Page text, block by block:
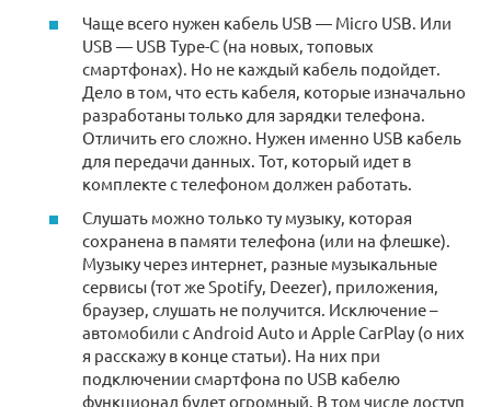
Чаще всего нужен кабель USB — Micro USB. Или
USB — USB Type-C (на новых, топовых
смартфонах). Но не каждый кабель подойдет.
Дело в том, что есть кабеля, которые изначально
разработаны только для зарядки телефона.
Отличить его сложно. Нужен именно USB кабель
для передачи данных. Тот, который идет в
комплекте с телефоном должен работать.
Слушать можно только ту музыку, которая
сохранена в памяти телефона (или на флешке).
Музыку через интернет, разные музыкальные
сервисы (тот же Spotify, Deezer), приложения,
браузер, слушать не получится. Исключение –
автомобили с Android Auto и Apple CarPlay (о них
я расскажу в конце статьи). На них при
подключении смартфона по USB кабелю
функционал будет огромный. В том числе доступ